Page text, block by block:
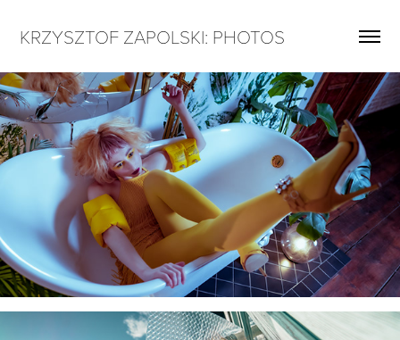
KRZYSZTOF ZAPOLSKI: PHOTOS